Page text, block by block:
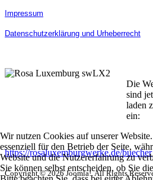
Impressum
Datenschutzerklärung und Urheberrecht
Die
sind
laden
ein:
https://rosaluxemburgwerke.de/buecher
Copyright © 2026 Joomla!. All Rights
Wir nutzen Cookies auf unserer
essenziell für den Betrieb der Seite,
Website und die Nutzererfahrung zu
Sie können selbst entscheiden, ob Sie